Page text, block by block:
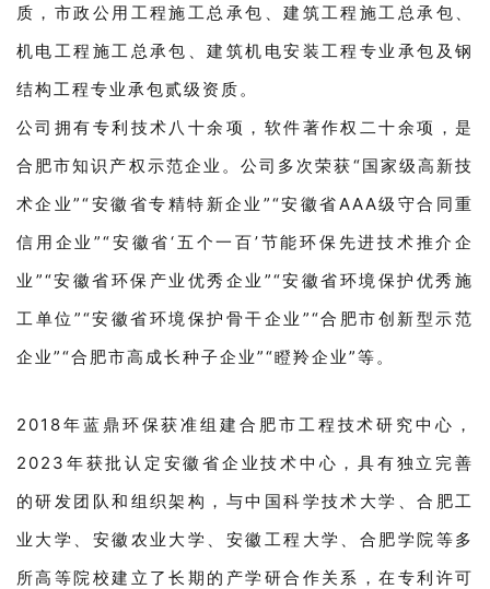
质，市政公用工程施工总承包、建筑工程施工总承包、
机电工程施工总承包、建筑机电安装工程专业承包及钢
结构工程专业承包贰级资质。
公司拥有专利技术八十余项，软件著作权二十余项，是
合肥市知识产权示范企业。公司多次荣获“国家级高新技
术企业”“安徽省专精特新企业”“安徽省AAA级守合同重
信用企业”“安徽省‘五个一百’节能环保先进技术推介企
业”“安徽省环保产业优秀企业”“安徽省环境保护优秀施
工单位”“安徽省环境保护骨干企业”“合肥市创新型示范
企业”“合肥市高成长种子企业”“瞪羚企业”等。
2018年蓝鼎环保获准组建合肥市工程技术研究中心，
2023年获批认定安徽省企业技术中心，具有独立完善
的研发团队和组织架构，与中国科学技术大学、合肥工
业大学、安徽农业大学、安徽工程大学、合肥学院等多
所高等院校建立了长期的产学研合作关系，在专利许可